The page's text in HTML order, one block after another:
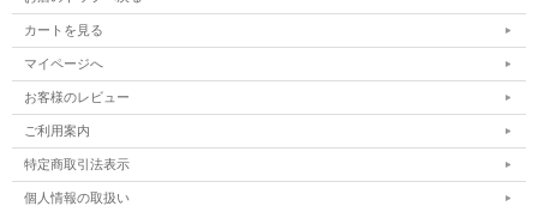
カートを見る
マイページへ
お客様のレビュー
ご利用案内
特定商取引法表示
個人情報の取扱い